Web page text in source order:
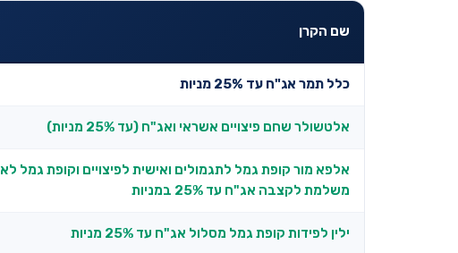
שם הקרן
כלל תמר אג"ח עד 25% מניות
אלטשולר שחם פיצויים אשראי ואג"ח (עד 25% מניות)
אלפא מור קופת גמל לתגמולים ואישית לפיצויים וקופת גמל לא
משלמת לקצבה אג"ח עד 25% במניות
ילין לפידות קופת גמל מסלול אג"ח עד 25% מניות